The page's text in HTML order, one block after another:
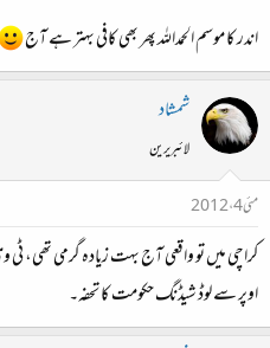
اندر کا موسم الحمداللہ پھر بھی کافی بہتر ہے آج
شمشاد
لائبریرین
مئی 4، 2012
کراچی میں تو واقعی آج بہت زیادہ گرمی تھی،
اوپر سے لوڈ شیڈنگ حکومت کا تحفہ۔